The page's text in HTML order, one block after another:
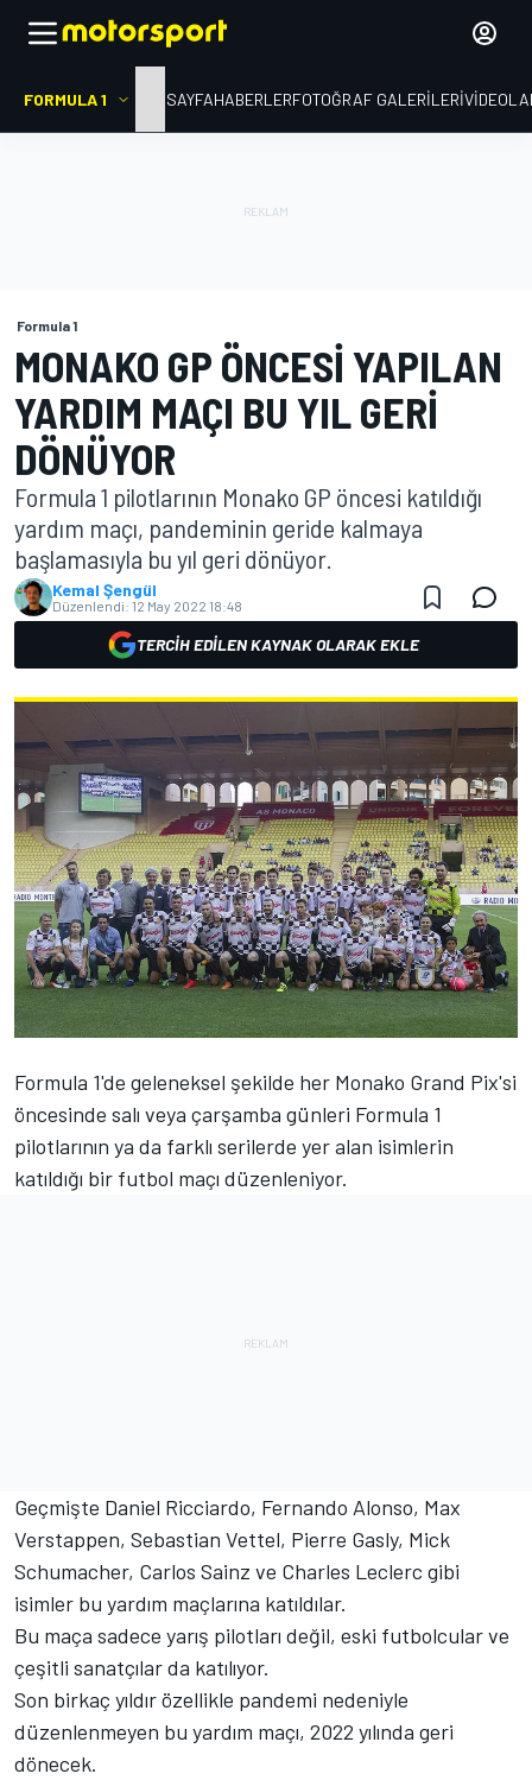
FORMULA 1 ANA SAYFAHABERLERFOTOĞRAF GALERILERI
Formula 1
MONAKO GP ÖNCESI YAPILAN
YARDIM MAÇI BU YIL GERI
DÖNÜYOR
Formula 1 pilotlarının Monako GP öncesi katıldığı
yardım maçı, pandeminin geride kalmaya
başlamasıyla bu yıl geri dönüyor.
Kemal Şengül
Düzenlendi: 12 May 2022 18:48
TERCIH EDILEN KAYNAK OLARAK EKLE
Formula 1'de geleneksel şekilde her Monako Grand Pix'si
öncesinde salı veya çarşamba günleri Formula 1
pilotlarının ya da farklı serilerde yer alan isimlerin
katıldığı bir futbol maçı düzenleniyor.
Geçmişte Daniel Ricciardo, Fernando Alonso, Max
Verstappen, Sebastian Vettel, Pierre Gasly, Mick
Schumacher, Carlos Sainz ve Charles Leclerc gibi
isimler bu yardım maçlarına katıldılar.
Bu maça sadece yarış pilotları değil, eski futbolcular ve
çeşitli sanatçılar da katılıyor.
Son birkaç yıldır özellikle pandemi nedeniyle
düzenlenmeyen bu yardım maçı, 2022 yılında geri
dönecek.